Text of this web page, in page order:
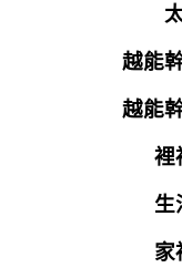
越能
越能
裡
生
家